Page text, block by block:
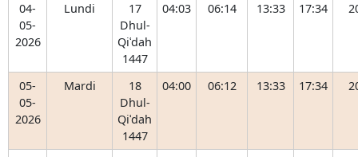
04-
05-
2026
Lundi
17
Dhul-
Qiʿdah
1447
04:03 06:14 13:33 17:34
05-
05-
2026
Mardi
18
Dhul-
Qiʿdah
1447
04:00 06:12 13:33 17:34